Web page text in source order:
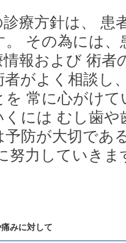
診療方針は、 患
。 その為には
情報および 術者
者がよく相談し
を 常に心がけ
くには むし歯
予防が大切であ
努力していきま
みに対して